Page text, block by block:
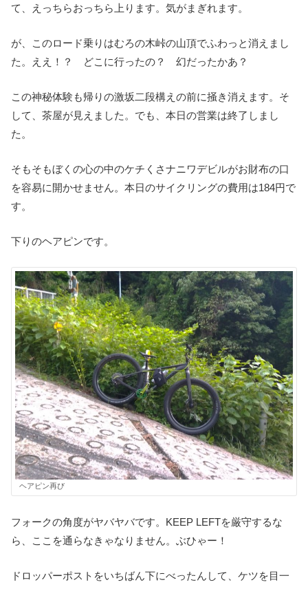
て、えっちらおっちら上ります。気がまぎれます。
が、このロード乗りはむろの木峠の山頂でふわっと消えまし
た。ええ！？ どこに行ったの？ 幻だったかあ？
この神秘体験も帰りの激坂二段構えの前に掻き消えます。そ
して、茶屋が見えました。でも、本日の営業は終了しまし
た。
そもそもぼくの心の中のケチくさナニワデビルがお財布の口
を容易に開かせません。本日のサイクリングの費用は184円で
す。
下りのヘアピンです。
ヘアピン再び
フォークの角度がヤバヤバです。KEEP LEFTを厳守するな
ら、ここを通らなきゃなりません。ぶひゃー！
ドロッパーポストをいちばん下にべったんして、ケツを目一